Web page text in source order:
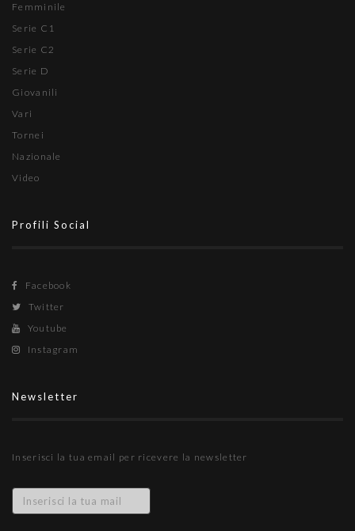
Femminile
Serie C1
Serie C2
Serie D
Giovanili
Vari
Tornei
Nazionale
Video
Profili Social
Facebook
Twitter
Youtube
Instagram
Newsletter
Inserisci la tua email per ricevere la newsletter